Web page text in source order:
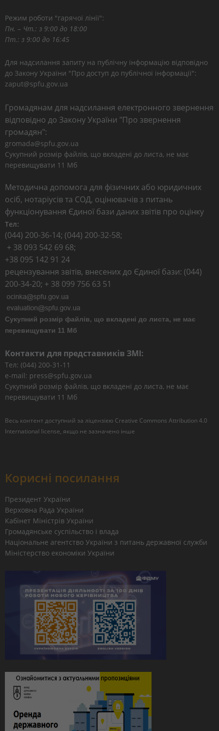
Режим роботи "гарячої лінії":
Пн. – Чт.: з 9:00 до 18:00
Пт.: з 9:00 до 16:45
Для надсилання запиту на публічну інформацію відповідно
до Закону України "Про доступ до публічної інформації":
zaput@spfu.gov.ua
Громадянам для надсилання електронного звернення
відповідно до Закону України "Про звернення
громадян":
gromada@spfu.gov.ua
Сукупний розмір файлів, що вкладені до листа, не має
перевищувати 11 Мб
Методична допомога для фізичних або юридичних
осіб, нотаріусів та СОД, оцінювачів з питань
функціонування Єдиної бази даних звітів про оцінку
Тел:
(044) 200-36-14; (044) 200-32-58;
+ 38 093 542 69 68;
+38 095 142 91 24
рецензування звітів, внесених до Єдиної бази: (044)
200-34-20; + 38 099 756 63 51
Сукупний розмір файлів, що вкладені до листа, не має
перевищувати 11 Мб
Контакти для представників ЗМІ:
Тел: (044) 200-31-11
e-mail: press@spfu.gov.ua
Сукупний розмір файлів, що вкладені до листа, не має
перевищувати 11 Мб
Весь контент доступний за ліцензією Creative Commons Attribution 4.0
International license, якщо не зазначено інше
Корисні посилання
Президент України
Верховна Рада України
Кабінет Міністрів України
Громадянське суспільство і влада
Національне агентство України з питань державної служби
Міністерство економіки України